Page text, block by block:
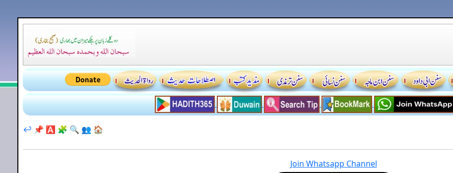
🏠
👥
🔍
🧩
🅰️
📌
↩️
Join Whatsapp Channel